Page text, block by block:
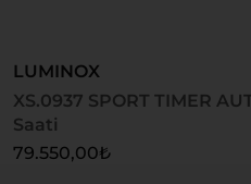
LUMINOX
XS.0937 SPORT TIMER
Saati
79.550,00₺